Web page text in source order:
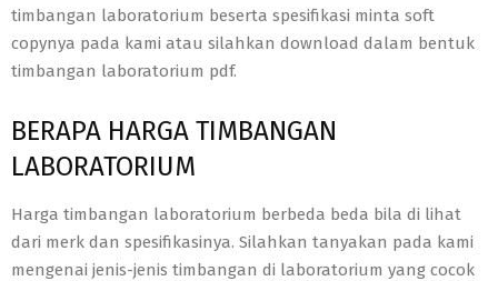
timbangan laboratorium beserta spesifikasi minta soft
copynya pada kami atau silahkan download dalam bentuk
timbangan laboratorium pdf.
BERAPA HARGA TIMBANGAN
LABORATORIUM
Harga timbangan laboratorium berbeda beda bila di lihat
dari merk dan spesifikasinya. Silahkan tanyakan pada kami
mengenai jenis-jenis timbangan di laboratorium yang cocok